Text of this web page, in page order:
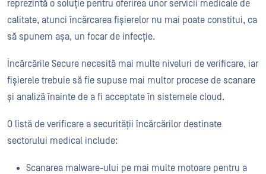
reprezintă o soluție pentru oferirea unor servicii medicale de
calitate, atunci încărcarea fișierelor nu mai poate constitui, ca
să spunem așa, un focar de infecție.
Încărcările Secure necesită mai multe niveluri de verificare, iar
fișierele trebuie să fie supuse mai multor procese de scanare
și analiză înainte de a fi acceptate în sistemele cloud.
O listă de verificare a securității încărcărilor destinate
sectorului medical include:
Scanarea malware-ului pe mai multe motoare pentru a